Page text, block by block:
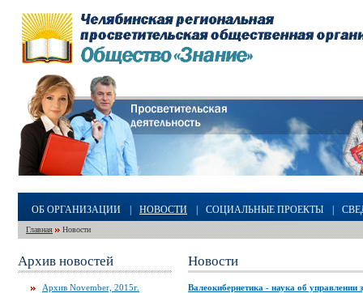
ОБ ОРГАНИЗАЦИИ НОВОСТИ СОЦИАЛЬНЫЕ ПРОЕКТЫ
Главная Новости
Архив новостей
Архив November, 2015г.
Новости
Валеокибернетика - наука об управлении